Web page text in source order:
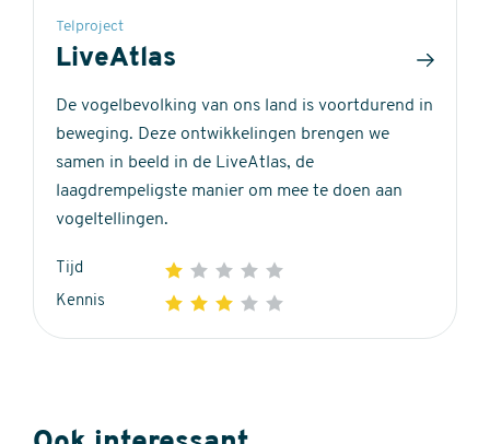
Telproject
LiveAtlas
De vogelbevolking van ons land is voortdurend in
beweging. Deze ontwikkelingen brengen we
samen in beeld in de LiveAtlas, de
laagdrempeligste manier om mee te doen aan
vogeltellingen.
Tijd 1 2 3 4
1
Kennis 1 2 3 4